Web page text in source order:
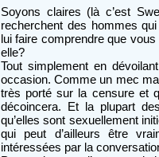
Soyons claires (là c’est
recherchent des hommes
lui faire comprendre que
elle?
Tout simplement en
occasion. Comme un mec
très porté sur la censure et
décoincera. Et la plupart
qu’elles sont sexuellement
qui peut d’ailleurs être
intéressées par la